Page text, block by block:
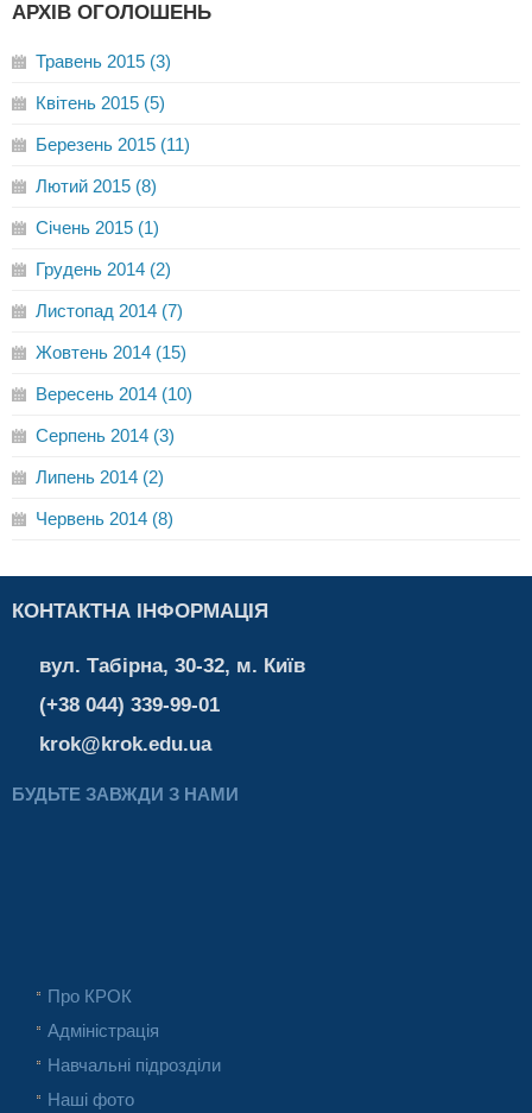
АРХІВ ОГОЛОШЕНЬ
Травень 2015 (3)
Квітень 2015 (5)
Березень 2015 (11)
Лютий 2015 (8)
Січень 2015 (1)
Грудень 2014 (2)
Листопад 2014 (7)
Жовтень 2014 (15)
Вересень 2014 (10)
Серпень 2014 (3)
Липень 2014 (2)
Червень 2014 (8)
КОНТАКТНА ІНФОРМАЦІЯ
вул. Табірна, 30-32, м. Київ
(+38 044) 339-99-01
krok@krok.edu.ua
БУДЬТЕ ЗАВЖДИ З НАМИ
Про КРОК
Адміністрація
Навчальні підрозділи
Наші фото